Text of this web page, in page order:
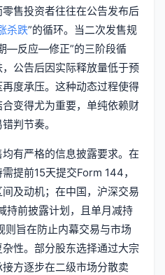
售投资者往往在公告发布后
杀跌”的循环。当二次发售规
—反应—修正”的三阶段循
公告后因实际释放量低于预
度承压。这种动态过程使得
变得尤为重要，单纯依赖财
判节奏。
有严格的信息披露要求。在
提前15天提交Form 144，
及动机；在中国，沪深交易
持前披露计划，且单月减持
则旨在防止内幕交易与市场
性。部分股东选择通过大宗
方逐步在二级市场分散卖